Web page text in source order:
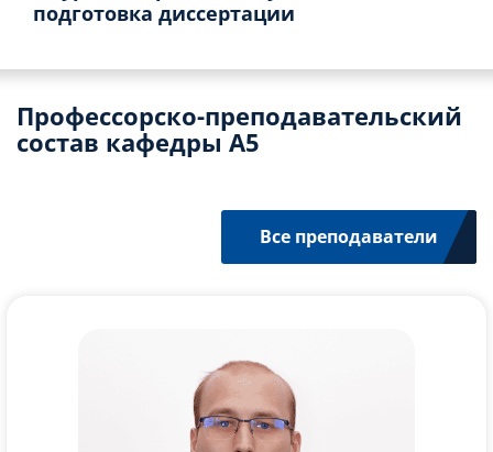
подготовка диссертации
Профессорско-преподавательский
состав кафедры А5
Все преподаватели